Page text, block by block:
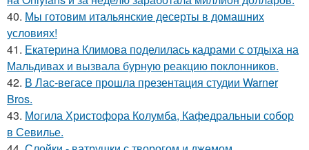
40. Мы готовим итальянские десерты в домашних
условиях!
41. Екатерина Климова поделилась кадрами с отдыха на
Мальдивах и вызвала бурную реакцию поклонников.
42. В Лас-вегасе прошла презентация студии Warner
Bros.
43. Могила Христофора Колумба, Кафедральныи собор
в Севилье.